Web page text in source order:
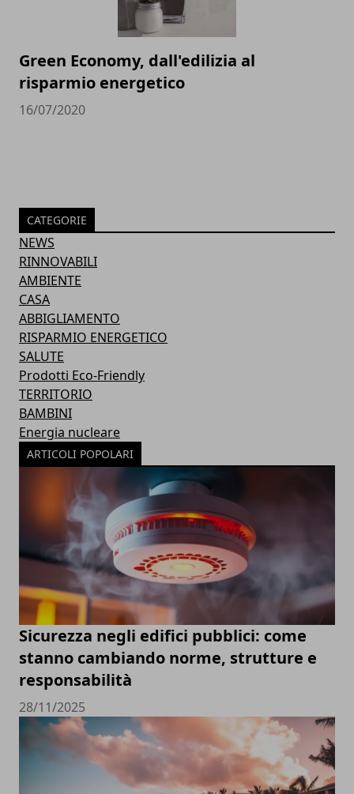
Green Economy, dall'edilizia al
risparmio energetico
16/07/2020
CATEGORIE
NEWS
RINNOVABILI
AMBIENTE
CASA
ABBIGLIAMENTO
RISPARMIO ENERGETICO
SALUTE
Prodotti Eco-Friendly
TERRITORIO
BAMBINI
Energia nucleare
ARTICOLI POPOLARI
Sicurezza negli edifici pubblici: come
stanno cambiando norme, strutture e
responsabilità
28/11/2025